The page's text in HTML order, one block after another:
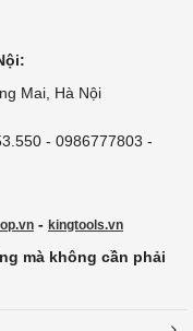
Mai, Hà Nội
- 0986777803 -
- kingtools.vn
mà không cần phải